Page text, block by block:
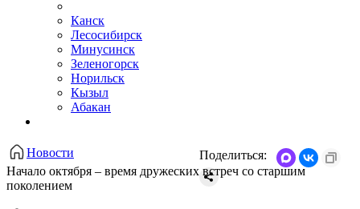
Канск
Лесосибирск
Минусинск
Зеленогорск
Норильск
Кызыл
Абакан
Новости
Начало октября – время дружеских встреч со старшим
поколением
Поделиться: